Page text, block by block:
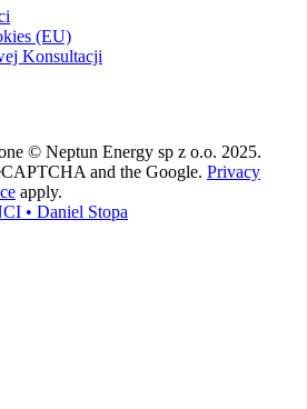
(EU)
Konsultacji
© Neptun Energy sp z o.o. 2025.
and the Google. Privacy
apply.
• Daniel Stopa